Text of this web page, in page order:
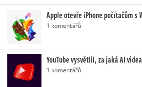
Apple otevře iPhone počítačům s
1 komentářů
YouTube vysvětlil, za jaká AI
1 komentářů